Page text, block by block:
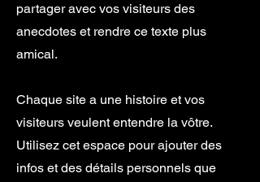
partager avec vos visiteurs des
anecdotes et rendre ce texte plus
amical.
Chaque site a une histoire et vos
visiteurs veulent entendre la vôtre.
Utilisez cet espace pour ajouter des
infos et des détails personnels que